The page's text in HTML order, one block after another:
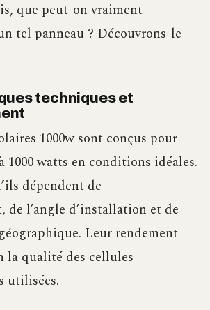
que peut-on vraiment
tel panneau ? Découvrons-le
techniques et
1000w sont conçus pour
1000 watts en conditions idéales.
dépendent de
de l’angle d’installation et de
Leur rendement
la qualité des cellules
utilisées.